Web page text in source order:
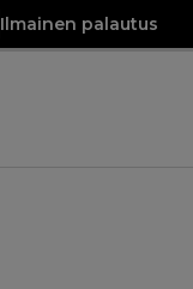
Ilmainen palautus